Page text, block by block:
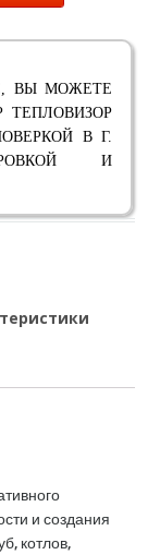
ВЫ МОЖЕТЕ
ТЕПЛОВИЗОР
В Г.
И
и создания
котлов,